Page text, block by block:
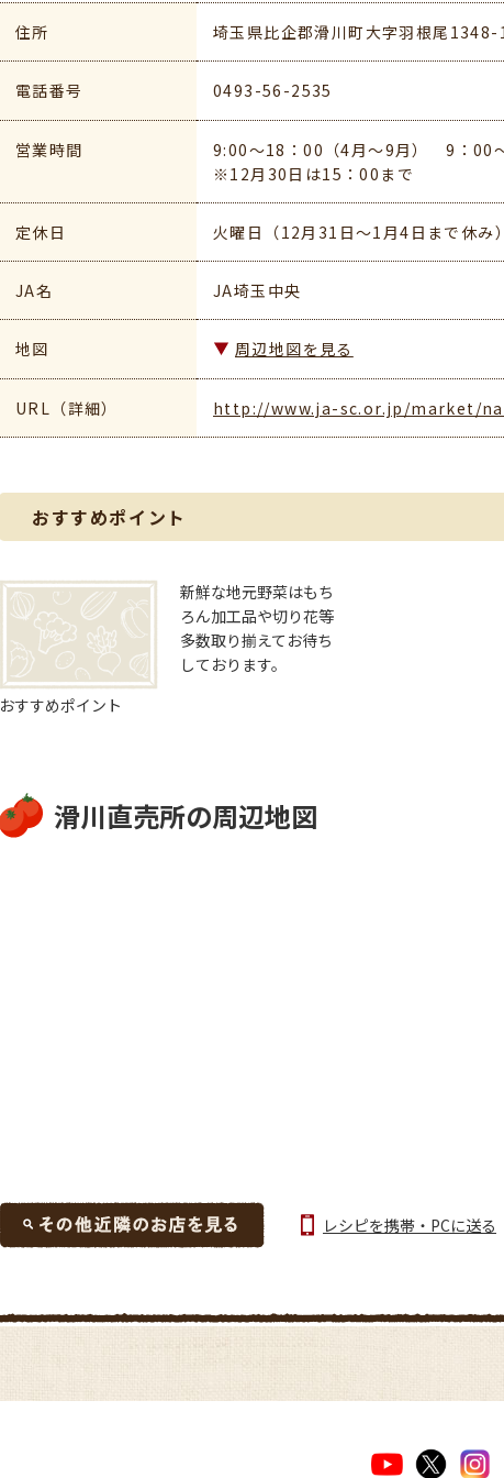
住所 埼玉県比企郡滑川町大字羽根尾1348-
電話番号 0493-56-2535
営業時間
9:00～18：00（4月～9月） 9：00
※12月30日は15：00まで
定休日 火曜日（12月31日～1月4日まで休み）
JA名 JA埼玉中央
地図 周辺地図を見る
URL（詳細） http://www.ja-sc.or.jp/market/
おすすめポイント
おすすめポイント
新鮮な地元野菜はもち
ろん加工品や切り花等
多数取り揃えてお待ち
しております。
滑川直売所の周辺地図
レシピを携帯・PCに送る